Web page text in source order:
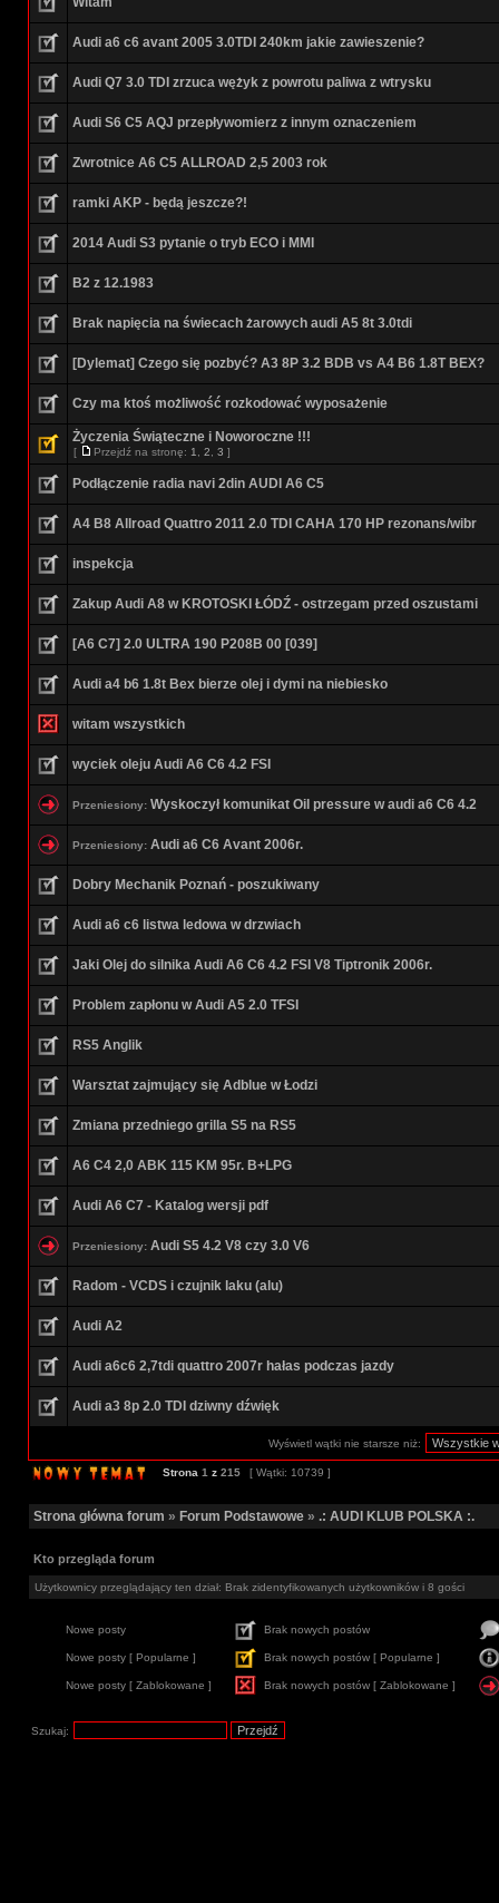
Audi a6 c6 avant 2005 3.0TDI 240km jakie zawieszenie?
Audi Q7 3.0 TDI zrzuca wężyk z powrotu paliwa z wtrysku
Audi S6 C5 AQJ przepływomierz z innym oznaczeniem
Zwrotnice A6 C5 ALLROAD 2,5 2003 rok
ramki AKP - będą jeszcze?!
2014 Audi S3 pytanie o tryb ECO i MMI
B2 z 12.1983
Brak napięcia na świecach żarowych audi A5 8t 3.0tdi
[Dylemat] Czego się pozbyć? A3 8P 3.2 BDB vs A4 B6 1.8T BEX?
Czy ma ktoś możliwość rozkodować wyposażenie
Życzenia Świąteczne i Noworoczne !!!
[ Przejdź na stronę: 1 2 3 ]
Podłączenie radia navi 2din AUDI A6 C5
A4 B8 Allroad Quattro 2011 2.0 TDI CAHA 170 HP rezonans/wibr
inspekcja
Zakup Audi A8 w KROTOSKI ŁÓDŹ - ostrzegam przed oszustami
[A6 C7] 2.0 ULTRA 190 P208B 00 [039]
Audi a4 b6 1.8t Bex bierze olej i dymi na niebiesko
witam wszystkich
wyciek oleju Audi A6 C6 4.2 FSI
Przeniesiony: Wyskoczył komunikat Oil pressure w audi a6 C6 4.2
Przeniesiony: Audi a6 C6 Avant 2006r.
Dobry Mechanik Poznań - poszukiwany
Audi a6 c6 listwa ledowa w drzwiach
Jaki Olej do silnika Audi A6 C6 4.2 FSI V8 Tiptronik 2006r.
Problem zapłonu w Audi A5 2.0 TFSI
RS5 Anglik
Warsztat zajmujący się Adblue w Łodzi
Zmiana przedniego grilla S5 na RS5
A6 C4 2,0 ABK 115 KM 95r. B+LPG
Audi A6 C7 - Katalog wersji pdf
Przeniesiony: Audi S5 4.2 V8 czy 3.0 V6
Radom - VCDS i czujnik laku (alu)
Audi A2
Audi a6c6 2,7tdi quattro 2007r hałas podczas jazdy
Audi a3 8p 2.0 TDI dziwny dźwięk
Wyświetl wątki nie starsze niż:
Strona 1 z 215 [ Wątki: 10739 ]
Strona główna forum » Forum Podstawowe » .: AUDI KLUB POLSKA :.
Kto przegląda forum
Użytkownicy przeglądający ten dział: Brak zidentyfikowanych użytkowników i 8 gości
Nowe posty Brak nowych postów
Nowe posty [ Popularne ] Brak nowych postów [ Popularne ]
Nowe posty [ Zablokowane ] Brak nowych postów [ Zablokowane ]
Szukaj: